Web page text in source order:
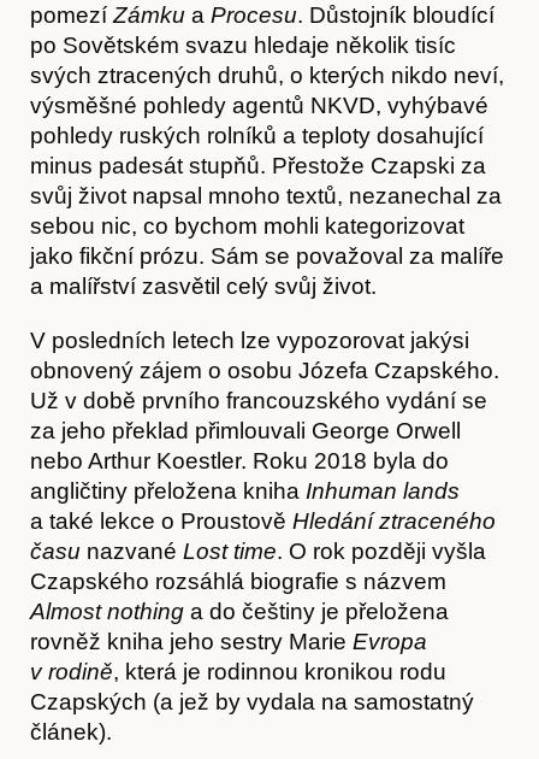
Kontakt
pomezí Zámku a Procesu. Důstojník bloudící
po Sovětském svazu hledaje několik tisíc
svých ztracených druhů, o kterých nikdo neví,
výsměšné pohledy agentů NKVD, vyhýbavé
pohledy ruských rolníků a teploty dosahující
minus padesát stupňů. Přestože Czapski za
svůj život napsal mnoho textů, nezanechal za
sebou nic, co bychom mohli kategorizovat
jako fikční prózu. Sám se považoval za malíře
a malířství zasvětil celý svůj život.
V posledních letech lze vypozorovat jakýsi
obnovený zájem o osobu Józefa Czapského.
Už v době prvního francouzského vydání se
za jeho překlad přimlouvali George Orwell
nebo Arthur Koestler. Roku 2018 byla do
angličtiny přeložena kniha Inhuman lands
a také lekce o Proustově Hledání ztraceného
času nazvané Lost time. O rok později vyšla
Czapského rozsáhlá biografie s názvem
Almost nothing a do češtiny je přeložena
rovněž kniha jeho sestry Marie Evropa
v rodině, která je rodinnou kronikou rodu
Czapských (a jež by vydala na samostatný
článek).